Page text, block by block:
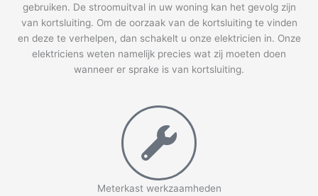
gebruiken. De stroomuitval in uw woning kan het gevolg zijn
van kortsluiting. Om de oorzaak van de kortsluiting te vinden
en deze te verhelpen, dan schakelt u onze elektricien in. Onze
elektriciens weten namelijk precies wat zij moeten doen
wanneer er sprake is van kortsluiting.
Meterkast werkzaamheden